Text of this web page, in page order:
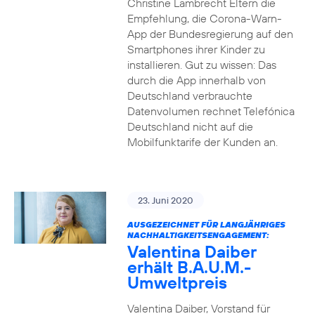
Christine Lambrecht Eltern die
Empfehlung, die Corona-Warn-
App der Bundesregierung auf den
Smartphones ihrer Kinder zu
installieren. Gut zu wissen: Das
durch die App innerhalb von
Deutschland verbrauchte
Datenvolumen rechnet Telefónica
Deutschland nicht auf die
Mobilfunktarife der Kunden an.
23. Juni 2020
AUSGEZEICHNET FÜR LANGJÄHRIGES
NACHHALTIGKEITSENGAGEMENT:
Valentina Daiber
erhält B.A.U.M.-
Umweltpreis
Valentina Daiber, Vorstand für